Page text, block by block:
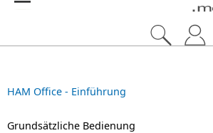
HAM Office - Einführung
Grundsätzliche Bedienung